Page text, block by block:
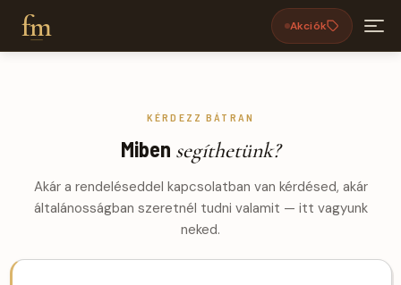
fm Akciók
KÉRDEZZ BÁTRAN
Miben segíthetünk?
Akár a rendeléseddel kapcsolatban van kérdésed, akár
általánosságban szeretnél tudni valamit — itt vagyunk
neked.